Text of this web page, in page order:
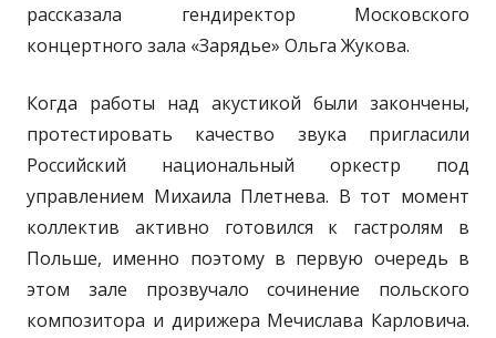
рассказала гендиректор Московского
концертного зала «Зарядье» Ольга Жукова.
Когда работы над акустикой были закончены,
протестировать качество звука пригласили
Российский национальный оркестр под
управлением Михаила Плетнева. В тот момент
коллектив активно готовился к гастролям в
Польше, именно поэтому в первую очередь в
этом зале прозвучало сочинение польского
композитора и дирижера Мечислава Карловича.